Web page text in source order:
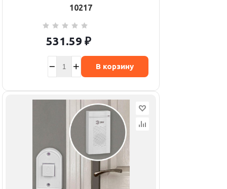
10217
531.59 ₽
В корзину